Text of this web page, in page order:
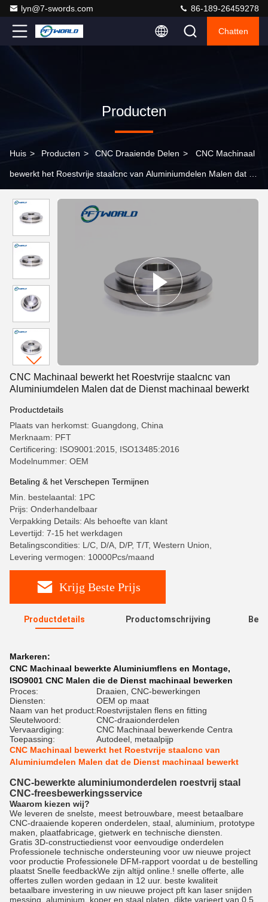
lyn@7-swords.com 86-189-26459278
Chatten
Producten
Huis > Producten > CNC Draaiende Delen > CNC Machinaal
bewerkt het Roestvrije staalcnc van Aluminiumdelen Malen dat de
CNC Machinaal bewerkt het Roestvrije staalcnc van
Aluminiumdelen Malen dat de Dienst machinaal bewerkt
Productdetails
Plaats van herkomst: Guangdong, China
Merknaam: PFT
Certificering: ISO9001:2015, ISO13485:2016
Modelnummer: OEM
Betaling & het Verschepen Termijnen
Min. bestelaantal: 1PC
Prijs: Onderhandelbaar
Verpakking Details: Als behoefte van klant
Levertijd: 7-15 het werkdagen
Betalingscondities: L/C, D/A, D/P, T/T, Western Union,
Levering vermogen: 10000Pcs/maand
Krijg Beste Prijs
Productdetails Productomschrijving
Markeren:
CNC Machinaal bewerkte Aluminiumflens en Montage,
ISO9001 CNC Malen die de Dienst machinaal bewerken
Proces:
Draaien, CNC-bewerkingen
Diensten:
OEM op maat
Naam van het product:Roestvrijstalen flens en fitting
Sleutelwoord:
CNC-draaionderdelen
Vervaardiging:
CNC Machinaal bewerkende Centra
Toepassing:
Autodeel, metaalpijp
CNC Machinaal bewerkt het Roestvrije staalcnc van
Aluminiumdelen Malen dat de Dienst machinaal bewerkt
CNC-bewerkte aluminiumonderdelen roestvrij staal
CNC-freesbewerkingsservice
Waarom kiezen wij?
We leveren de snelste, meest betrouwbare, meest betaalbare
CNC-draaiende koperen onderdelen, staal, aluminium, prototype
maken, plaatfabricage, gietwerk en technische diensten.
Gratis 3D-constructiedienst voor eenvoudige onderdelen
Professionele technische ondersteuning voor uw nieuwe project
voor productie Professionele DFM-rapport voordat u de bestelling
plaatst Snelle feedbackWe zijn altijd online.! snelle offerte, alle
offertes zullen worden gedaan in 12 uur. beste kwaliteit
betaalbare investering in uw nieuwe project pft kan laser snijden
messing, aluminium, koper en staal platen, dikte varieert van 0.5